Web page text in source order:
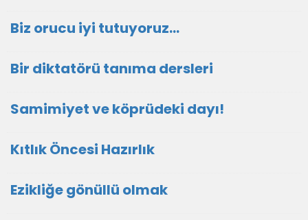
Biz orucu iyi tutuyoruz…
Bir diktatörü tanıma dersleri
Samimiyet ve köprüdeki dayı!
Kıtlık Öncesi Hazırlık
Ezikliğe gönüllü olmak